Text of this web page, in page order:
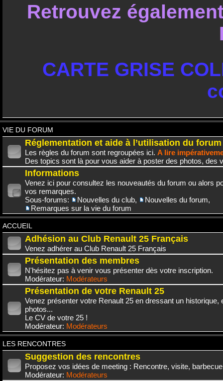
Retrouvez
CARTE GRISE
VIE DU FORUM
Réglementation et aide à l’utilisation du forum
Les règles du forum sont regroupées ici. A lire
Des topics sont là pour vous aider à poster des photos, des
Informations
Venez ici pour consultez les nouveautés du forum ou alors
vos remarques.
Sous-forums:
Nouvelles du club, Nouvelles du forum,
Remarques sur la vie du forum
ACCUEIL
Adhésion au Club Renault 25 Français
Venez adhérer au Club Renault 25 Français
Présentation des membres
N'hésitez pas à venir vous présenter dès votre inscription.
Modérateur: Modérateurs
Présentation de votre Renault 25
Venez présenter votre Renault 25 en dressant un historique,
photos...
Le CV de votre 25 !
Modérateur: Modérateurs
LES RENCONTRES
Suggestion des rencontres
Proposez vos idées de meeting : Rencontre, visite,
Modérateur: Modérateurs